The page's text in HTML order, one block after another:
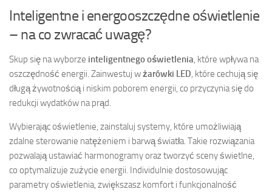
Inteligentne i energooszczędne oświetlenie
– na co zwracać uwagę?
Skup się na wyborze inteligentnego oświetlenia, które wpływa na
oszczędność energii. Zainwestuj wżarówki LED, które cechują się
długą żywotnością i niskim poborem energii, co przyczynia się do
redukcji wydatków na prąd.
Wybierając oświetlenie, zainstaluj systemy, które umożliwiają
zdalne sterowanie natężeniem i barwą światła. Takie rozwiązania
pozwalają ustawiać harmonogramy oraz tworzyć sceny świetlne,
co optymalizuje zużycie energii. Individulnie dostosowując
parametry oświetlenia, zwiększasz komfort i funkcjonalność